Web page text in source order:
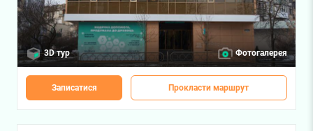
3D тур Фотогалерея
Записатися Прокласти маршрут